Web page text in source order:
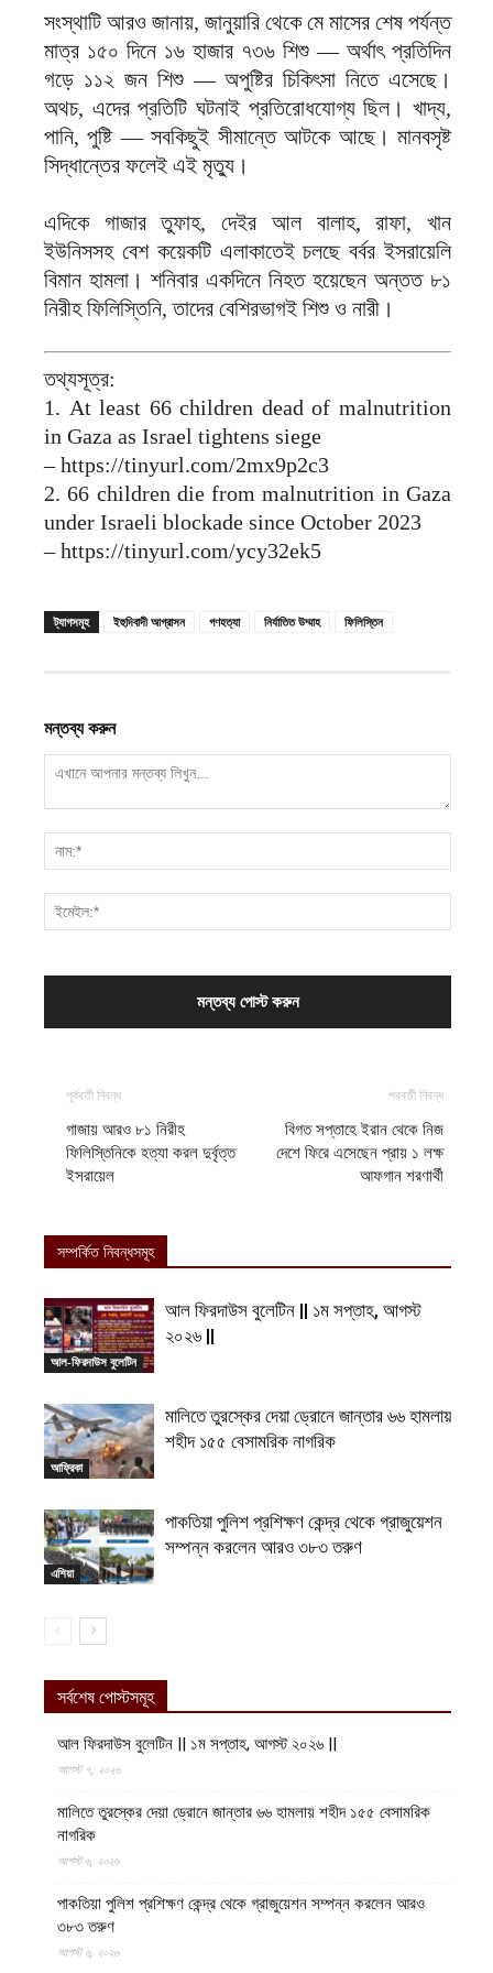
সংস্থাটি আরও জানায়, জানুয়ারি থেকে মে মাসের শেষ পর্যন্ত
মাত্র ১৫০ দিনে ১৬ হাজার ৭৩৬ শিশু — অর্থাৎ প্রতিদিন
গড়ে ১১২ জন শিশু — অপুষ্টির চিকিৎসা নিতে এসেছে।
অথচ, এদের প্রতিটি ঘটনাই প্রতিরোধযোগ্য ছিল। খাদ্য,
পানি, পুষ্টি — সবকিছুই সীমান্তে আটকে আছে। মানবসৃষ্ট
সিদ্ধান্তের ফলেই এই মৃত্যু।
এদিকে গাজার তুফাহ, দেইর আল বালাহ, রাফা, খান
ইউনিসসহ বেশ কয়েকটি এলাকাতেই চলছে বর্বর ইসরায়েলি
বিমান হামলা। শনিবার একদিনে নিহত হয়েছেন অন্তত ৮১
নিরীহ ফিলিস্তিনি, তাদের বেশিরভাগই শিশু ও নারী।
তথ্যসূত্র:
1. At least 66 children dead of malnutrition
in Gaza as Israel tightens siege
– https://tinyurl.com/2mx9p2c3
2. 66 children die from malnutrition in Gaza
under Israeli blockade since October 2023
– https://tinyurl.com/ycy32ek5
ট্যাগসমূহ ইহুদিবাদী আগ্রাসন গণহত্যা নির্যাতিত উম্মাহ ফিলিস্তিন
মন্তব্য করুন
পূর্ববর্তী নিবন্ধ
গাজায় আরও ৮১ নিরীহ
ফিলিস্তিনিকে হত্যা করল দুর্বৃত্ত
ইসরায়েল
পরবর্তী নিবন্ধ
বিগত সপ্তাহে ইরান থেকে নিজ
দেশে ফিরে এসেছেন প্রায় ১ লক্ষ
আফগান শরণার্থী
সম্পর্কিত নিবন্ধসমূহ
আল-ফিরদাউস বুলেটিন
আল ফিরদাউস বুলেটিন || ১ম সপ্তাহ, আগস্ট
২০২৬ ||
আফ্রিকা
মালিতে তুরস্কের দেয়া ড্রোনে জান্তার ৬৬ হামলায়
শহীদ ১৫৫ বেসামরিক নাগরিক
এশিয়া
পাকতিয়া পুলিশ প্রশিক্ষণ কেন্দ্র থেকে গ্রাজুয়েশন
সম্পন্ন করলেন আরও ৩৮৩ তরুণ
সর্বশেষ পোস্টসমূহ
আল ফিরদাউস বুলেটিন || ১ম সপ্তাহ, আগস্ট ২০২৬ ||
আগস্ট ৭, ২০২৬
মালিতে তুরস্কের দেয়া ড্রোনে জান্তার ৬৬ হামলায় শহীদ ১৫৫ বেসামরিক
নাগরিক
আগস্ট ৬, ২০২৬
পাকতিয়া পুলিশ প্রশিক্ষণ কেন্দ্র থেকে গ্রাজুয়েশন সম্পন্ন করলেন আরও
৩৮৩ তরুণ
আগস্ট ৬, ২০২৬